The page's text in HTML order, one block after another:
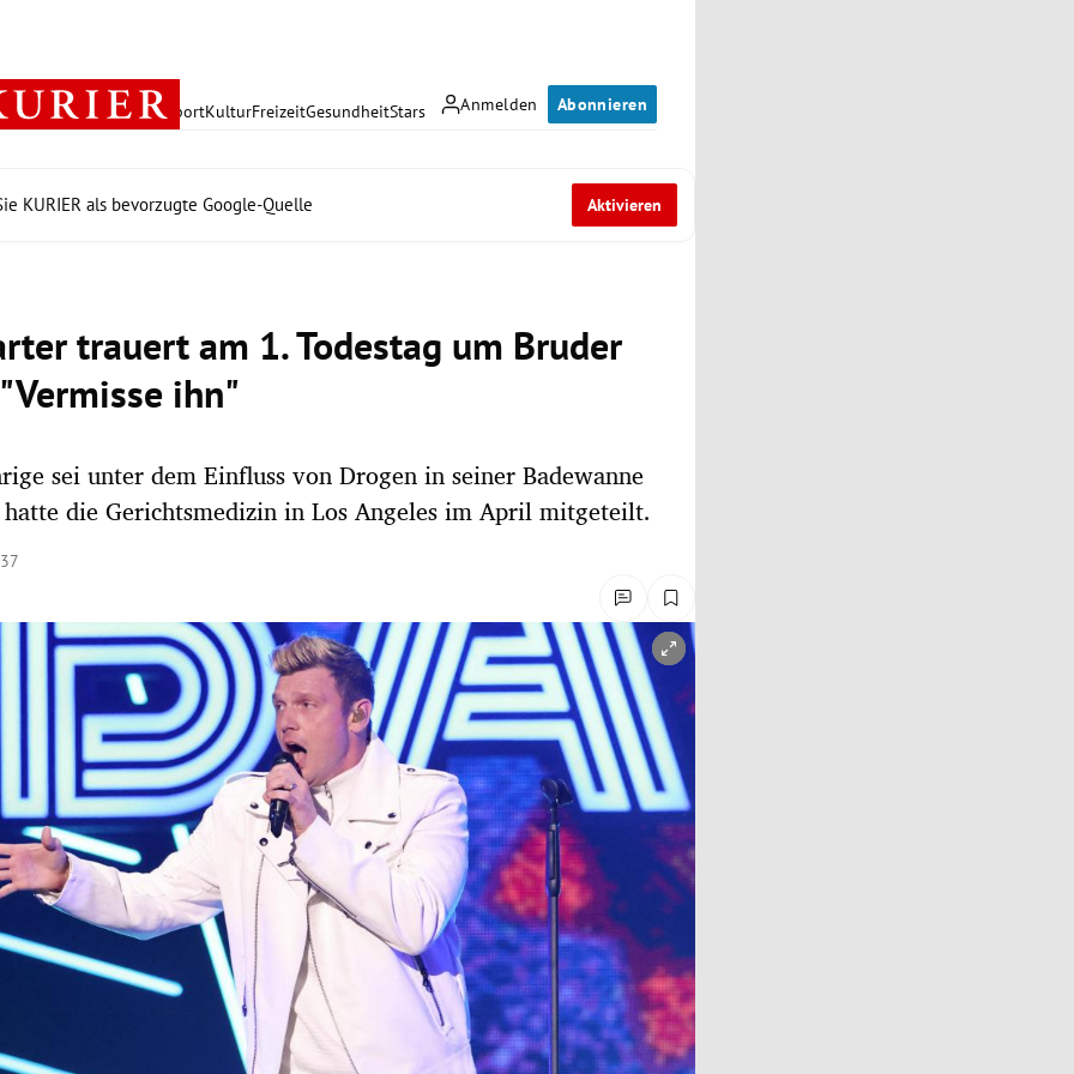
Anmelden Abonnieren
PolitikWirtschaft SportKulturFreizeitGesundheitStars
KURIER als bevorzugte Google-Quelle Aktivieren
trauert am 1. Todestag um Bruder
ihn"
sei unter dem Einfluss von Drogen in seiner Badewanne
die Gerichtsmedizin in Los Angeles im April mitgeteilt.
öffnen/schließen